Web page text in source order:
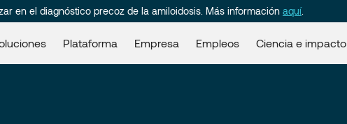
en el diagnóstico precoz de la amiloidosis. Más información aquí
Plataforma Empresa Empleos Ciencia e impacto